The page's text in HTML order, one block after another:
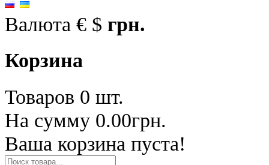
Валюта € $ грн.
Корзина
Товаров 0 шт.
На сумму 0.00грн.
Ваша корзина пуста!